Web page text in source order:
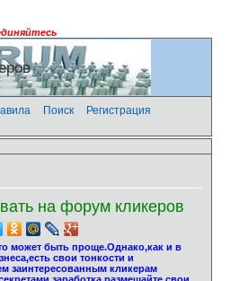
Поиск
Регистрация
на форум кликеров
может быть проще.Однако,как и в
свои тонкости и
заинтересованным кликерам
заработка,размещайте свои